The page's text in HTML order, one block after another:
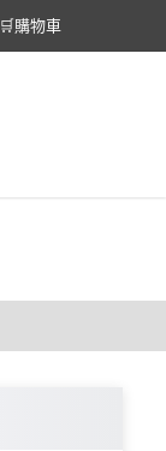
🛒購物車